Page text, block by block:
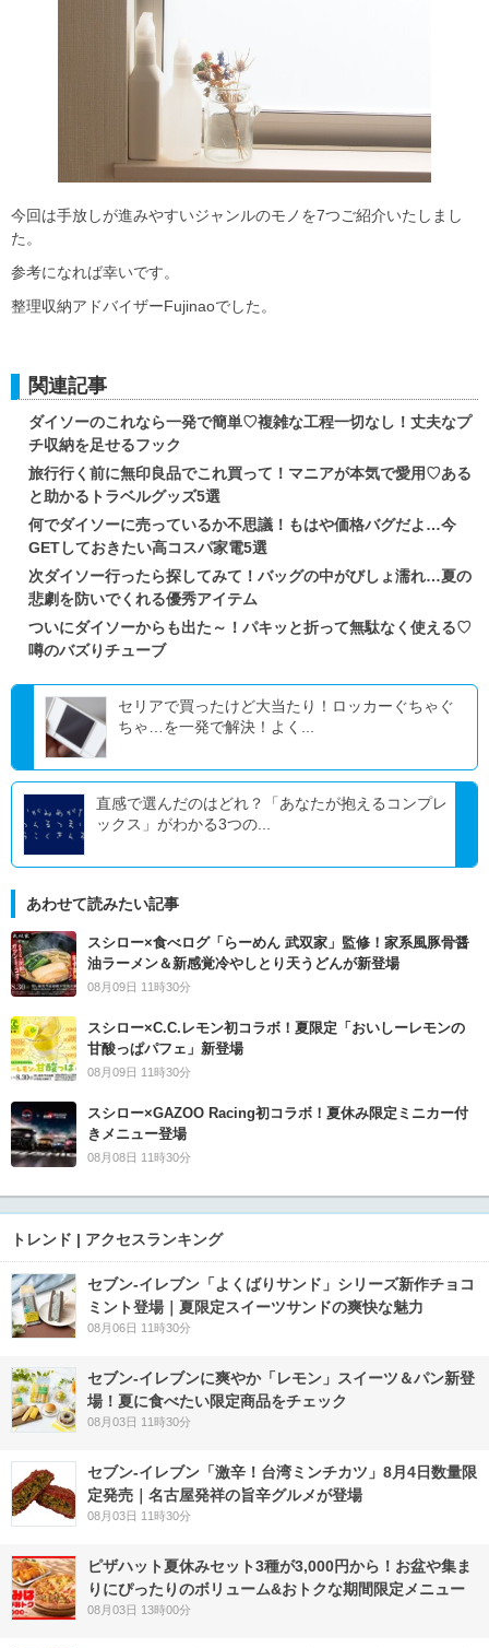
今回は手放しが進みやすいジャンルのモノを7つご紹介いたしまし
た。
参考になれば幸いです。
整理収納アドバイザーFujinaoでした。
関連記事
ダイソーのこれなら一発で簡単♡複雑な工程一切なし！丈夫なプ
チ収納を足せるフック
旅行行く前に無印良品でこれ買って！マニアが本気で愛用♡ある
と助かるトラベルグッズ5選
何でダイソーに売っているか不思議！もはや価格バグだよ…今
GETしておきたい高コスパ家電5選
次ダイソー行ったら探してみて！バッグの中がびしょ濡れ…夏の
悲劇を防いでくれる優秀アイテム
ついにダイソーからも出た～！パキッと折って無駄なく使える♡
噂のバズりチューブ
セリアで買ったけど大当たり！ロッカーぐちゃぐ
ちゃ…を一発で解決！よく...
直感で選んだのはどれ？「あなたが抱えるコンプレ
ックス」がわかる3つの...
あわせて読みたい記事
スシロー×食べログ「らーめん 武双家」監修！家系風豚骨醤
油ラーメン＆新感覚冷やしとり天うどんが新登場
08月09日 11時30分
スシロー×C.C.レモン初コラボ！夏限定「おいしーレモンの
甘酸っぱパフェ」新登場
08月09日 11時30分
スシロー×GAZOO Racing初コラボ！夏休み限定ミニカー付
きメニュー登場
08月08日 11時30分
トレンド | アクセスランキング
セブン‐イレブン「よくばりサンド」シリーズ新作チョコ
ミント登場｜夏限定スイーツサンドの爽快な魅力
08月06日 11時30分
セブン‐イレブンに爽やか「レモン」スイーツ＆パン新登
場！夏に食べたい限定商品をチェック
08月03日 11時30分
セブン-イレブン「激辛！台湾ミンチカツ」8月4日数量限
定発売｜名古屋発祥の旨辛グルメが登場
08月03日 11時30分
ピザハット夏休みセット3種が3,000円から！お盆や集ま
りにぴったりのボリューム&おトクな期間限定メニュー
08月03日 13時00分